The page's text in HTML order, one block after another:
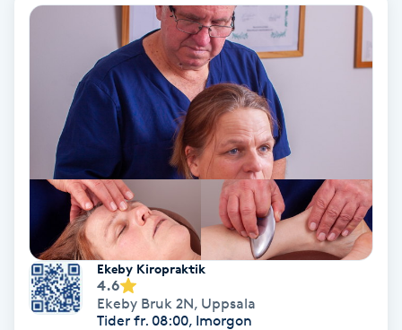
Medial vägledning
Medicinsk massage
Meditation
Medium
MegavolymfransarEkeby Kiropraktik
4.6
Ekeby Bruk 2N, Uppsala
Tider fr. 08:00, Imorgon